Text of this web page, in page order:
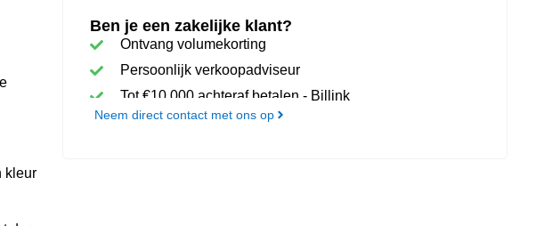
kleur
Ben je een zakelijke klant?
Ontvang volumekorting
Persoonlijk verkoopadviseur
Tot €10.000 achteraf betalen - Billink
Neem direct contact met ons op